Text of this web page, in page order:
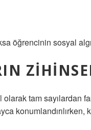
öğrencinin sosyal
tam sayılardan
konumlandırılırken,